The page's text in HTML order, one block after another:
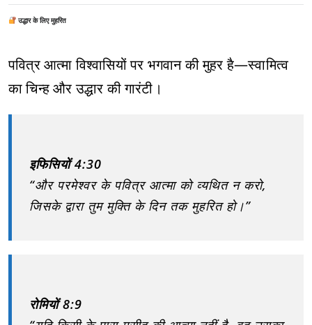
उद्धार के लिए मुहरित
पवित्र आत्मा विश्वासियों पर भगवान की मुहर है—स्वामित्व
का चिन्ह और उद्धार की गारंटी।
इफिसियों 4:30
“और परमेश्वर के पवित्र आत्मा को व्यथित न करो,
जिसके द्वारा तुम मुक्ति के दिन तक मुहरित हो।”
रोमियों 8:9